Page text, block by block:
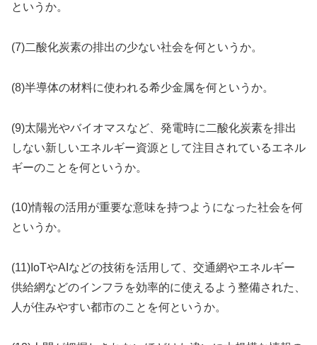
というか。
(7)二酸化炭素の排出の少ない社会を何というか。
(8)半導体の材料に使われる希少金属を何というか。
(9)太陽光やバイオマスなど、発電時に二酸化炭素を排出
しない新しいエネルギー資源として注目されているエネル
ギーのことを何というか。
(10)情報の活用が重要な意味を持つようになった社会を何
というか。
(11)IoTやAIなどの技術を活用して、交通網やエネルギー
供給網などのインフラを効率的に使えるよう整備された、
人が住みやすい都市のことを何というか。